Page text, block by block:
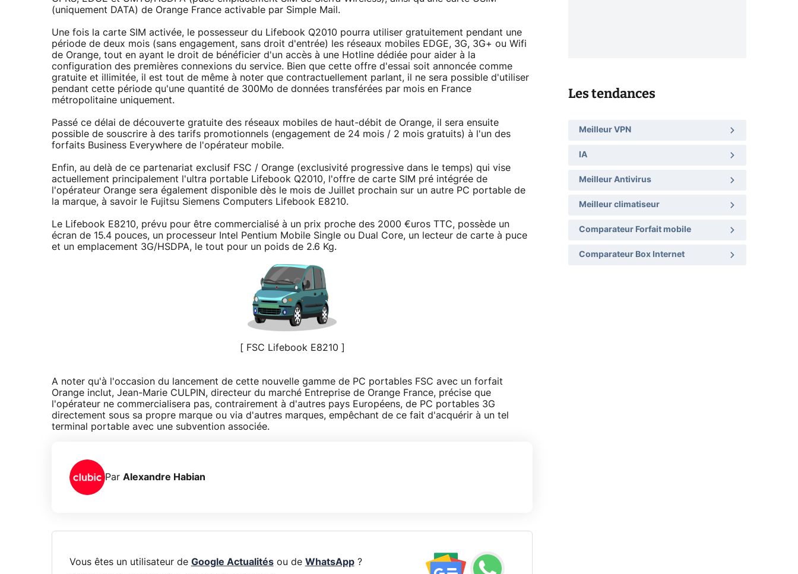
(uniquement DATA) de Orange France activable par Simple Mail.
Une fois la carte SIM activée, le possesseur du Lifebook Q2010 pourra utiliser gratuitement pendant une
période de deux mois (sans engagement, sans droit d'entrée) les réseaux mobiles EDGE, 3G, 3G+ ou Wifi
de Orange, tout en ayant le droit de bénéficier d'un accès à une Hotline dédiée pour aider à la
configuration des premières connexions du service. Bien que cette offre d'essai soit annoncée comme
gratuite et illimitée, il est tout de même à noter que contractuellement parlant, il ne sera possible d'utiliser
pendant cette période qu'une quantité de 300Mo de données transférées par mois en France
métropolitaine uniquement.
Passé ce délai de découverte gratuite des réseaux mobiles de haut-débit de Orange, il sera ensuite
possible de souscrire à des tarifs promotionnels (engagement de 24 mois / 2 mois gratuits) à l'un des
forfaits Business Everywhere de l'opérateur mobile.
Enfin, au delà de ce partenariat exclusif FSC / Orange (exclusivité progressive dans le temps) qui vise
actuellement principalement l'ultra portable Lifebook Q2010, l'offre de carte SIM pré intégrée de
l'opérateur Orange sera également disponible dès le mois de Juillet prochain sur un autre PC portable de
la marque, à savoir le Fujitsu Siemens Computers Lifebook E8210.
Le Lifebook E8210, prévu pour être commercialisé à un prix proche des 2000 €uros TTC, possède un
écran de 15.4 pouces, un processeur Intel Pentium Mobile Single ou Dual Core, un lecteur de carte à puce
et un emplacement 3G/HSDPA, le tout pour un poids de 2.6 Kg.
[ FSC Lifebook E8210 ]
A noter qu'à l'occasion du lancement de cette nouvelle gamme de PC portables FSC avec un forfait
Orange inclut, Jean-Marie CULPIN, directeur du marché Entreprise de Orange France, précise que
l'opérateur ne commercialisera pas, contrairement à d'autres pays Européens, de PC portables 3G
directement sous sa propre marque ou via d'autres marques, empêchant de ce fait d'acquérir à un tel
terminal portable avec une subvention associée.
Par Alexandre Habian
Vous êtes un utilisateur de Google Actualitésou de WhatsApp?
Les tendances
Meilleur VPN
IA
Meilleur Antivirus
Meilleur climatiseur
Comparateur Forfait mobile
Comparateur Box Internet